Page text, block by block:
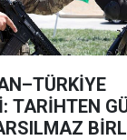
TARİHTEN